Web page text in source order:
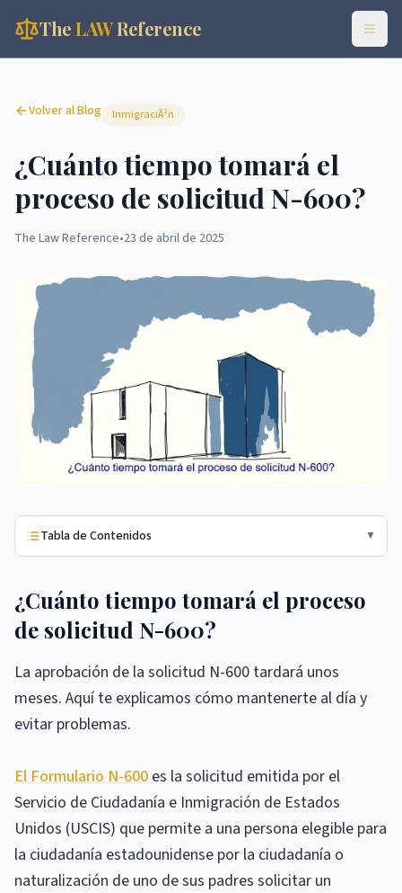
TheLAWReference
Volver al Blog InmigraciÃ³n
¿Cuánto tiempo tomará el
proceso de solicitud N-600?
The Law Reference•23 de abril de 2025
Tabla de Contenidos ▼
¿Cuánto tiempo tomará el proceso
de solicitud N-600?
La aprobación de la solicitud N-600 tardará unos
meses. Aquí te explicamos cómo mantenerte al día y
evitar problemas.
El Formulario N-600 es la solicitud emitida por el
Servicio de Ciudadanía e Inmigración de Estados
Unidos (USCIS) que permite a una persona elegible para
la ciudadanía estadounidense por la ciudadanía o
naturalización de uno de sus padres solicitar un